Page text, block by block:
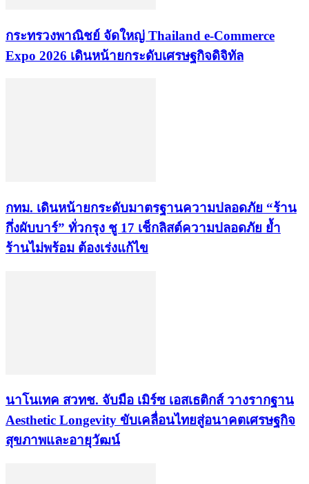
กระทรวงพาณิชย์ จัดใหญ่ Thailand e-Commerce
Expo 2026 เดินหน้ายกระดับเศรษฐกิจดิจิทัล
กทม. เดินหน้ายกระดับมาตรฐานความปลอดภัย “ร้าน
กึ่งผับบาร์” ทั่วกรุง ชู 17 เช็กลิสต์ความปลอดภัย ย้ำ
ร้านไม่พร้อม ต้องเร่งแก้ไข
นาโนเทค สวทช. จับมือ เมิร์ซ เอสเธติกส์ วางรากฐาน
Aesthetic Longevity ขับเคลื่อนไทยสู่อนาคตเศรษฐกิจ
สุขภาพและอายุวัฒน์